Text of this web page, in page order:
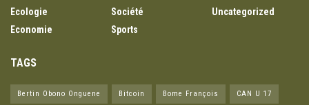
Ecologie
Economie
Société
Sports
Uncategorized
TAGS
Bertin Obono Onguene Bitcoin Bome François CAN U 17